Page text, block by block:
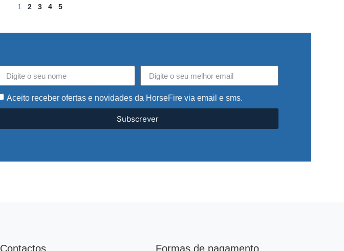
1 2 3 4 5
Aceito receber ofertas e novidades da HorseFire via email e sms.
Subscrever
Contactos Formas de pagamento